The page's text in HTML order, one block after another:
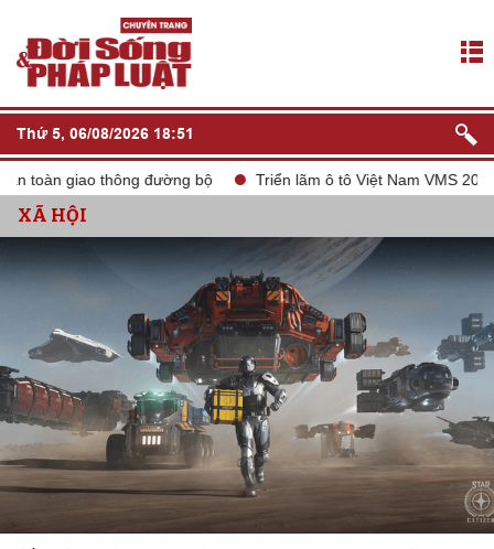
Thứ 5, 06/08/2026 18:51
giao thông đường bộ Triển lãm ô tô Việt Nam VMS 2024
XÃ HỘI